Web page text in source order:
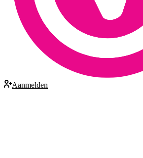
Aanmelden